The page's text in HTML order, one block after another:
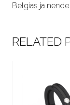
Belgias ja
RELATED